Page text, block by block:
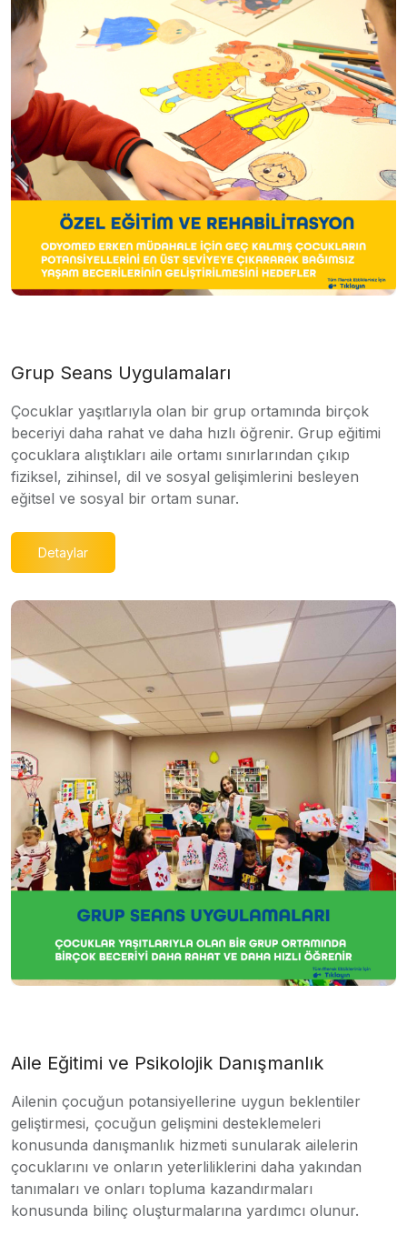
Grup Seans Uygulamaları
Çocuklar yaşıtlarıyla olan bir grup ortamında birçok
beceriyi daha rahat ve daha hızlı öğrenir. Grup eğitimi
çocuklara alıştıkları aile ortamı sınırlarından çıkıp
fiziksel, zihinsel, dil ve sosyal gelişimlerini besleyen
eğitsel ve sosyal bir ortam sunar.
Detaylar
Aile Eğitimi ve Psikolojik Danışmanlık
Ailenin çocuğun potansiyellerine uygun beklentiler
geliştirmesi, çocuğun gelişmini desteklemeleri
konusunda danışmanlık hizmeti sunularak ailelerin
çocuklarını ve onların yeterliliklerini daha yakından
tanımaları ve onları topluma kazandırmaları
konusunda bilinç oluşturmalarına yardımcı olunur.